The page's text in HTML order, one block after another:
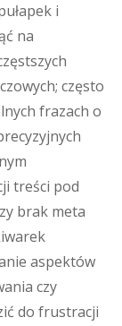
i
na
często
frazach o
treści pod
brak meta
aspektów
czy
do frustracji